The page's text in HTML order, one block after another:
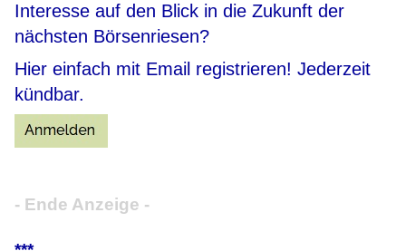
Interesse auf den Blick in die Zukunft der
nächsten Börsenriesen?
Hier einfach mit Email registrieren! Jederzeit
kündbar.
- Ende Anzeige -